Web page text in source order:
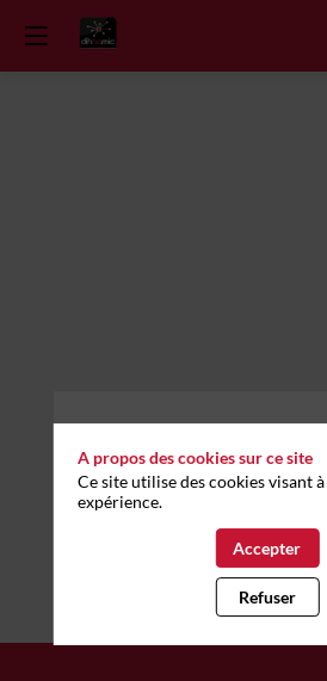
Vous n'êtes pas autorisé à
A propos des cookies sur ce site
Ce site utilise des cookies visant
expérience.
Accepter
Refuser